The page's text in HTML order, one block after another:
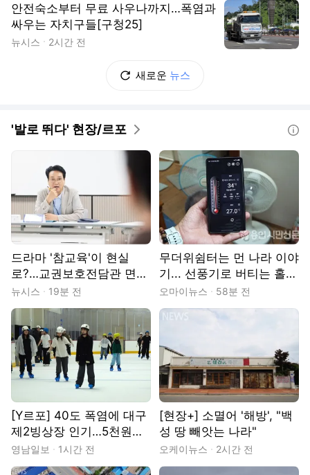
안전숙소부터 무료 사우나까지…폭염과
싸우는 자치구들[구청25]
뉴시스 2시간 전
새로운 뉴스
'발로 뛰다' 현장/르포
드라마 '참교육'이 현실
로?…교권보호전담관 면접
장 가보니
뉴시스 19분 전
무더위쉼터는 먼 나라 이야
기... 선풍기로 버티는 홀몸
노인들
오마이뉴스 58분 전
[Y르포] 40도 폭염에 대구
제2빙상장 인기…5천원으
로 즐기는 ‘피서’
영남일보 1시간 전
[현장+] 소멸어 '해방', "백
성 땅 빼앗는 나라"
오케이뉴스 2시간 전